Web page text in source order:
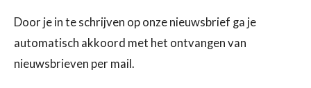
Door je in te schrijven op onze nieuwsbrief ga je
automatisch akkoord met het ontvangen van
nieuwsbrieven per mail.